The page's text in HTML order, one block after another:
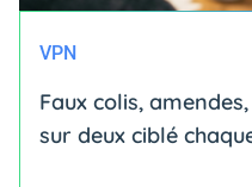
VPN
Faux colis,
sur deux ciblé